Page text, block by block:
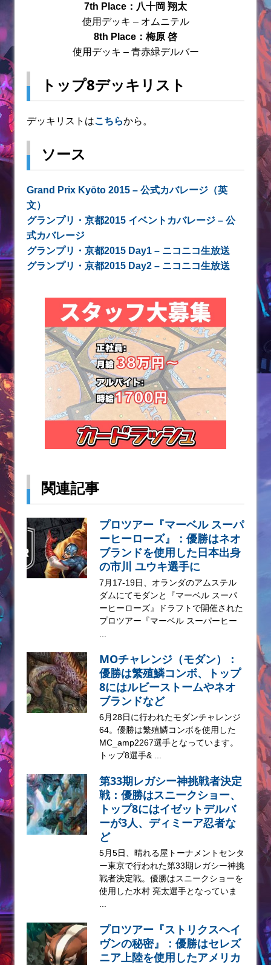
7th Place： 八十岡 翔太
使用デッキ – オムニテル
8th Place：梅原 啓
使用デッキ – 青赤緑デルバー
トップ8デッキリスト
デッキリストはこちらから。
ソース
Grand Prix Kyōto 2015 – 公式カバレージ（英
文）
グランプリ・京都2015 イベントカバレージ – 公
式カバレージ
グランプリ・京都2015 Day1 – ニコニコ生放送
グランプリ・京都2015 Day2 – ニコニコ生放送
関連記事
プロツアー『マーベル スーパ
ーヒーローズ』：優勝はネオ
ブランドを使用した日本出身
の市川 ユウキ選手に
7月17-19日、オランダのアムステル
ダムにてモダンと『マーベル スーパ
ーヒーローズ』ドラフトで開催された
プロツアー『マーベル スーパーヒー
MOチャレンジ（モダン）：
優勝は繁殖鱗コンボ、トップ
8にはルビーストームやネオ
ブランドなど
6月28日に行われたモダンチャレンジ
64。優勝は繁殖鱗コンボを使用した
MC_amp2267選手となっています。
トップ8選手& ...
第33期レガシー神挑戦者決定
戦：優勝はスニークショー、
トップ8にはイゼットデルバ
ーが3人、ディミーア忍者な
ど
5月5日、晴れる屋トーナメントセンタ
ー東京で行われた第33期レガシー神挑
戦者決定戦。優勝はスニークショーを
使用した水村 亮太選手となっていま
プロツアー『ストリクスヘイ
ヴンの秘密』：優勝はセレズ
ニア上陸を使用したアメリカ